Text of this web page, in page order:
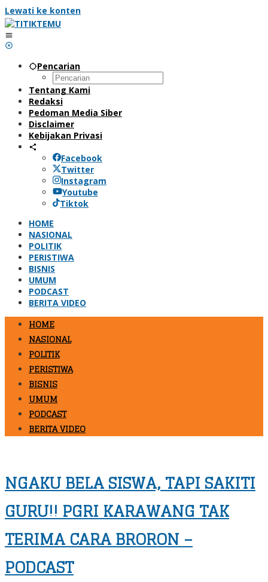
Lewati ke konten
Pencarian
Tentang Kami
Redaksi
Pedoman Media Siber
Disclaimer
Kebijakan Privasi
Facebook
Twitter
Instagram
Youtube
Tiktok
HOME
NASIONAL
POLITIK
PERISTIWA
BISNIS
UMUM
PODCAST
BERITA VIDEO
HOME
NASIONAL
POLITIK
PERISTIWA
BISNIS
UMUM
PODCAST
BERITA VIDEO
NGAKU BELA SISWA, TAPI SAKITI
GURU!! PGRI KARAWANG TAK
TERIMA CARA BRORON –
PODCAST